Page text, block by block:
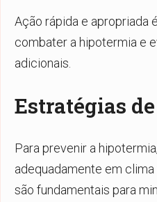
Ação rápida e apropriada
combater a hipotermia e
adicionais.
Estratégias
Para prevenir a
adequadamente em
são fundamentais para